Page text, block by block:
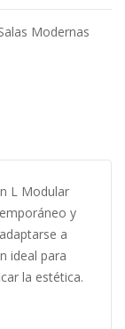
Modernas
L Modular
y
a
ideal para
la estética.